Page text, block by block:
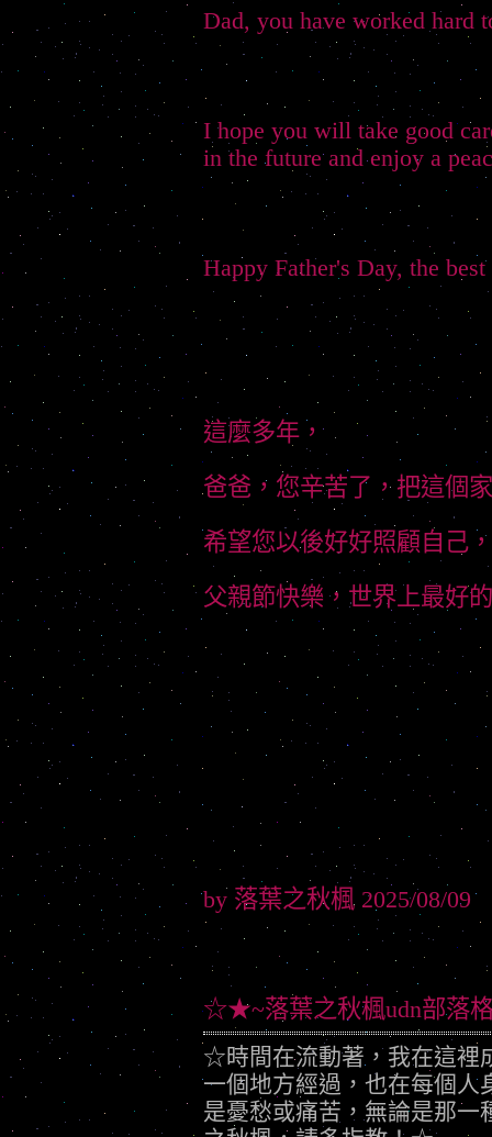
Dad, you have worked hard
I hope you will take good
in the future and enjoy a
Happy Father's Day, the
這麼多年，
爸爸，您辛苦了，把這個
希望您以後好好照顧自己
父親節快樂，世界上最好
by 落葉之秋楓 2025/08/09
☆★~落葉之秋楓udn部落
☆時間在流動著，我在這裡
一個地方經過，也在每個人
是憂愁或痛苦，無論是那